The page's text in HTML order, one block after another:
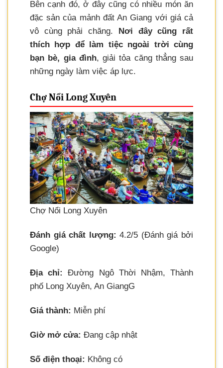
Bên cạnh đó, ở đây cũng có nhiều món ăn
đặc sản của mảnh đất An Giang với giá cả
vô cùng phải chăng. Nơi đây cũng rất
thích hợp để làm tiệc ngoài trời cùng
bạn bè, gia đình, giải tỏa căng thẳng sau
những ngày làm việc áp lực.
Chợ Nổi Long Xuyên
Chợ Nổi Long Xuyên
Đánh giá chất lượng: 4.2/5 (Đánh giá bởi
Google)
Địa chỉ:
Đường Ngô Thời Nhậm, Thành
phố Long Xuyên, An GiangG
Giá thành: Miễn phí
Giờ mở cửa: Đang cập nhật
Số điện thoại: Không có